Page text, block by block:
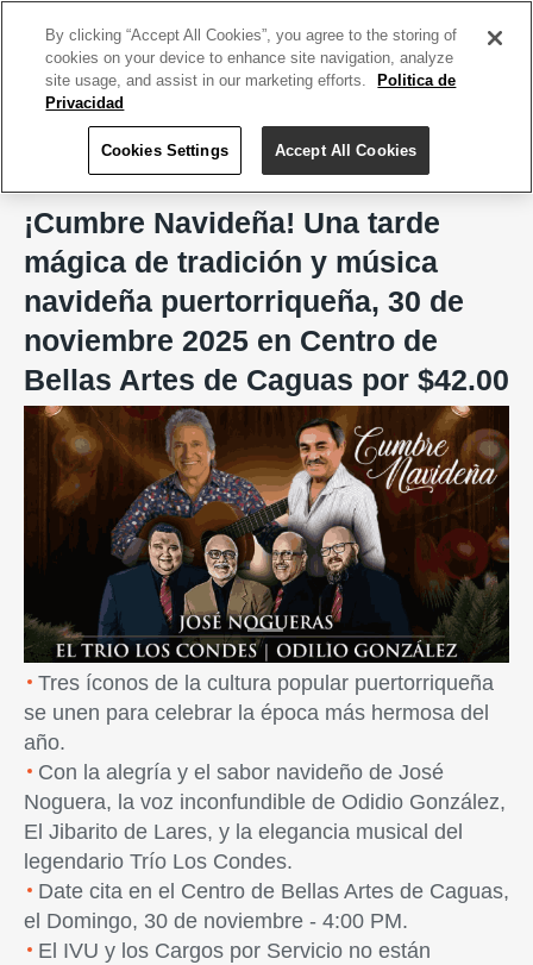
Producciones Arriaga
¡Cumbre Navideña! Una tarde
mágica de tradición y música
navideña puertorriqueña, 30 de
noviembre 2025 en Centro de
Bellas Artes de Caguas por $42.00
Tres íconos de la cultura popular puertorriqueña
se unen para celebrar la época más hermosa del
año.
Con la alegría y el sabor navideño de José
Noguera, la voz inconfundible de Odidio González,
El Jibarito de Lares, y la elegancia musical del
legendario Trío Los Condes.
Date cita en el Centro de Bellas Artes de Caguas,
el Domingo, 30 de noviembre - 4:00 PM.
El IVU y los Cargos por Servicio no están
By clicking “Accept All Cookies”, you agree to the storing of
cookies on your device to enhance site navigation, analyze
site usage, and assist in our marketing efforts.
Politica de
Privacidad
Cookies Settings Accept All Cookies